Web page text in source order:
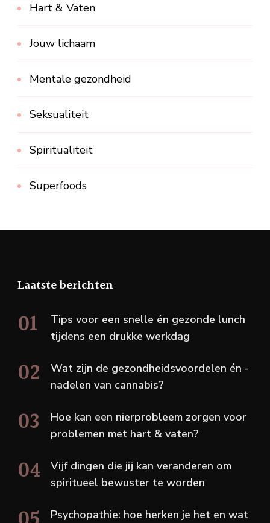
Hart & Vaten
Jouw lichaam
Mentale gezondheid
Seksualiteit
Spiritualiteit
Superfoods
Laatste berichten
Tips voor een snelle én gezonde lunch
tijdens een drukke werkdag
Wat zijn de gezondheidsvoordelen én -
nadelen van cannabis?
Hoe kan een nierprobleem zorgen voor
problemen met hart & vaten?
Vijf dingen die jij kan veranderen om
spiritueel bewuster te worden
Psychopathie: hoe herken je het en wat